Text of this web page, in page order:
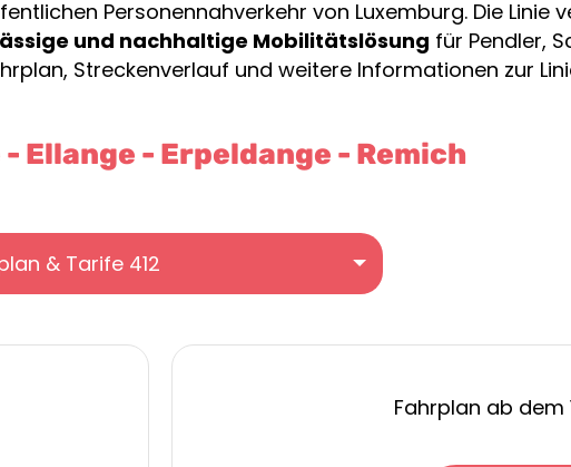
Personennahverkehr von Luxemburg. Die Linie
und nachhaltige Mobilitätslösung für Pendler,
Streckenverlauf und weitere Informationen zur
- Ellange - Erpeldange - Remich
& Tarife 412
Fahrplan ab dem